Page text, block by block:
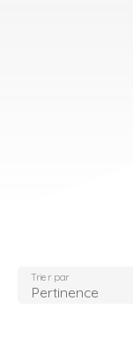
Pertinence
Trier par